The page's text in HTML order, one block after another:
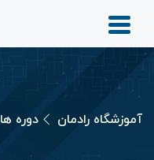
آموزشگاه رادمان دوره ها